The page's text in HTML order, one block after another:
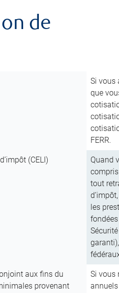
de
Si vous
que
FERR.
(CELI)
Quand
tout
les
aux fins du
provenant
Si vous